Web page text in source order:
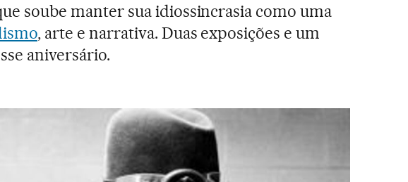
soube manter sua idiossincrasia como uma
, arte e narrativa. Duas exposições e um
aniversário.